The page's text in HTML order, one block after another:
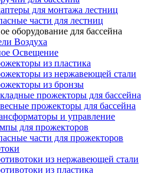
для монтажа лестниц
части для лестниц
оборудование для бассейна
Воздуха
Освещение
из пластика
из нержавеющей стали
из бронзы
прожекторы для бассейна
прожекторы для бассейна
и управление
для прожекторов
части для прожекторов
из нержавеющей стали
из пластика